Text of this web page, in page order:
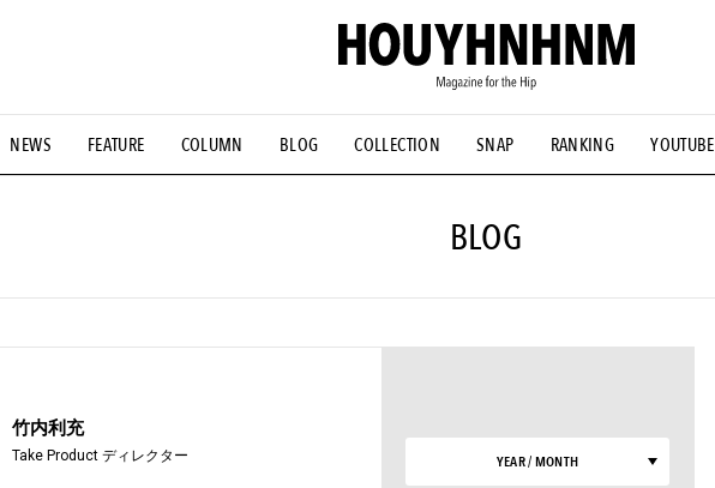
NEWS FEATURE COLUMN BLOG COLLECTION SNAP RANKING YOUTUBE
品 #ESSENTIAL DESIGNS #古着サミット #NEW VINTAGE #マイナーグッド図鑑
#Commune H #FOCUS IT #AH.H #ととけん #FASHION #MUSIC
BLOG
竹内利充
Take Product ディレクター YEAR / MONTH